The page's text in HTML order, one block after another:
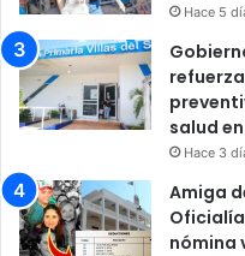
Hace 5
salud
Hace 3
Amiga
nómina